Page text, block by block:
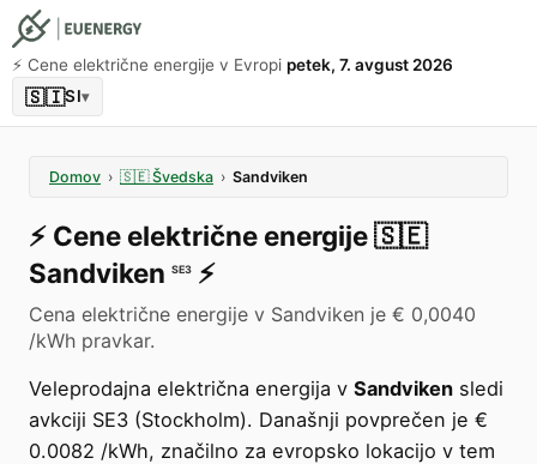
⚡️ Cene električne energije v Evropi petek, 7. avgust 2026
🇸🇮SI▾
Domov › 🇸🇪 Švedska › Sandviken
⚡️ Cene električne energije🇸🇪
Sandviken SE3 ⚡️
Cena električne energije v Sandviken je € 0,0040
/kWh pravkar.
Veleprodajna električna energija v Sandviken sledi
avkciji SE3 (Stockholm). Današnji povprečen je €
0.0082 /kWh, značilno za evropsko lokacijo v tem